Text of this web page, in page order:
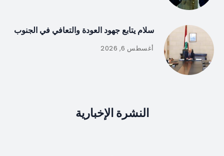
سلام يتابع جهود العودة والتعافي في الجنوب
أغسطس 6, 2026
النشرة الإخبارية